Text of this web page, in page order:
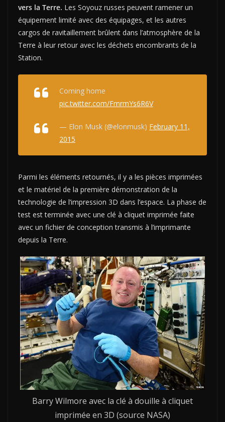
vers la Terre. Les Soyouz russes peuvent ramener un
équipement limité avec des équipages, et les autres
cargos de ravitaillement brûlent dans l’atmosphère de la
Terre à leur retour avec les déchets encombrants de la
Station.
Coming home
pic.twitter.com/FmrmYs6R6V
— Elon Musk (@elonmusk) February 11,
2015
Parmi les éléments retournés, il y a les pièces imprimées
et le matériel de la première démonstration de la
technologie de l’impression 3D dans l’espace. La phase de
test est terminée avec une clé à cliquet imprimée faite
avec un fichier de conception transmis à l’imprimante
depuis la Terre.
Barry Wilmore avec la clé à douille à cliquet
imprimée en 3D (source NASA)